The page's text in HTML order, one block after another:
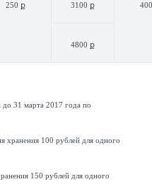
250 ք 3100 ք
4800 ք
31 марта 2017 года по
хранения 100 рублей для одного
150 рублей для одного